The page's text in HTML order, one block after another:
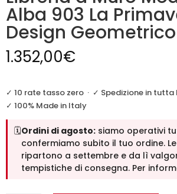
Alba 903 La
Design Geometrico
1.352,00€
✓ 10 rate tasso zero · ✓ Spedizione in
✓ 100% Made in Italy
🗓️Ordini di agosto: siamo operativi
confermiamo subito il tuo ordine.
ripartono a settembre e da lì
tempistiche di consegna. Per